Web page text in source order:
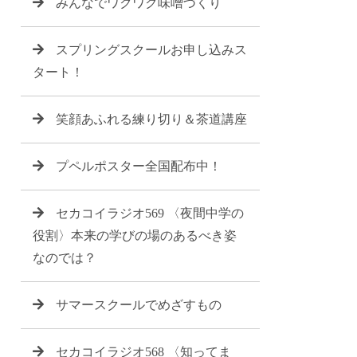
みんなでワクワク味噌づくり
スプリングスクールお申し込みス
タート！
笑顔あふれる練り切り＆茶道講座
プペルポスター全国配布中！
セカコイラジオ569 〈夜間中学の
役割〉本来の学びの場のあるべき姿
なのでは？
サマースクールでめざすもの
セカコイラジオ568 〈知ってま